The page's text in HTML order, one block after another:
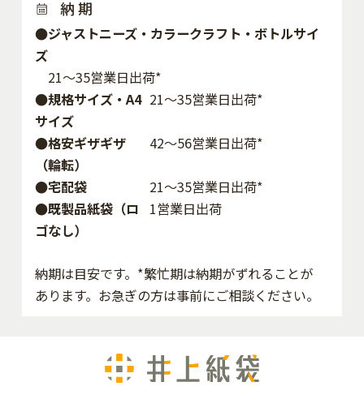
納 期
●ジャストニーズ・カラークラフト・ボトルサイ
ズ
21～35営業日出荷*
●規格サイズ・A4
サイズ
21～35営業日出荷*
●格安ギザギザ
（輪転）
42〜56営業日出荷*
●宅配袋
21～35営業日出荷*
●既製品紙袋（ロ
ゴなし）
1営業日出荷
納期は目安です。*繁忙期は納期がずれることが
あります。お急ぎの方は事前にご相談ください。